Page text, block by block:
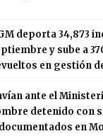
deporta 34,873
y sube a
en gestión
ante el
detenido con
en